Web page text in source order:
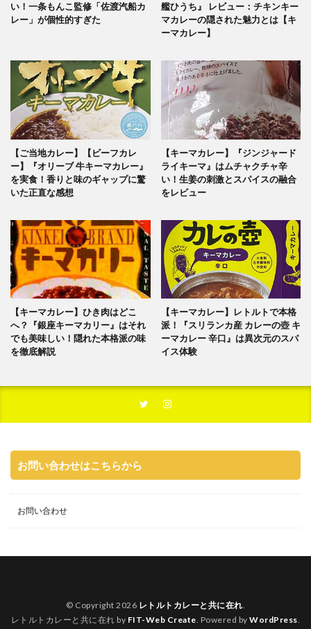
い！一条もんこ監修「佐渡汽船カ
レー」が個性的すぎた
艦ひうち』 レビュー：チキンキー
マカレーの隠された魅力とは【キ
ーマカレー】
【ご当地カレー】【ビーフカレ
ー】『オリーブ 牛キーマカレー』
を実食！香りと味のギャップに驚
いた正直な感想
【キーマカレー】『ジンジャード
ライキーマ』はムチャクチャ辛
い！生姜の刺激とスパイスの融合
をレビュー
【キーマカレー】ひき肉はどこ
へ？『銀座キーマカリー』はそれ
でも美味しい！隠れた本格派の味
を徹底解説
【キーマカレー】レトルトで本格
派！『スリランカ産 カレーの壺 キ
ーマカレー 辛口』は異次元のスパ
イス体験
お問い合わせはこちらから
お問い合わせ
© Copyright 2026 レトルトカレーと共に在れ.
レトルトカレーと共に在れ by FIT-Web Create. Powered byWordPress.